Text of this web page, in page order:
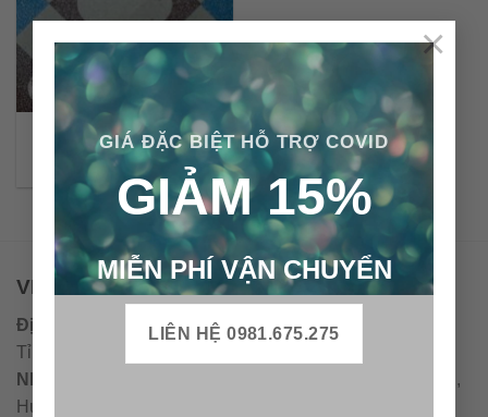
GIÁ ĐẶC BIỆT HỖ TRỢ COVID
GIẢM 15%
MIỄN PHÍ VẬN CHUYỂN
LIÊN HỆ 0981.675.275
×
Gạch bông Terrazzo CTS
TE-217.1
VPĐD - CTY TNHH GẠCH BÔNG VIỆT NAM
Địa chỉ:
CCN Quán Lát, Xã Đức Chánh, Huyện Mộ Đức,
Tỉnh Quảng Ngãi
Nhà máy miền trung:
L1 CCN Quán Lát, Xã Đức Chánh,
Huyện Mộ Đức, Tỉnh Quảng Ngãi, Việt Nam